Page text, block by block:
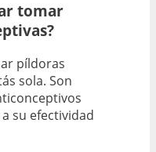
tomar
píldoras
sola. Son
su efectividad